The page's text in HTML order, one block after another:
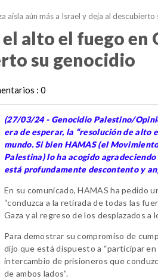
aísla aún más a Israel y deja al descubierto
alto el fuego en
su genocidio
: 0
(27/03/24 - Genocidio Palestino/
era de esperar, la “resolución de alto
mundo. Si bien HAMAS (el
Palestina) lo ha acogido
está profundamente descontento y
En su comunicado, HAMAS ha pedido
“conduzca a la retirada de todas las
Gaza y al regreso de los desplazados a
Para demostrar su compromiso de
dijo que está dispuesto a “participar
intercambio de prisioneros que
de ambos lados”.